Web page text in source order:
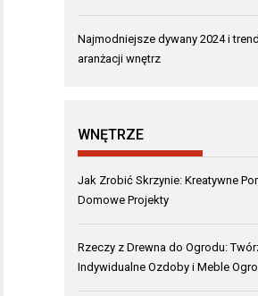
Najmodniejsze dywany 2024 i
aranżacji wnętrz
WNĘTRZE
Jak Zrobić Skrzynie: Kreatywne
Domowe Projekty
Rzeczy z Drewna do Ogrodu:
Indywidualne Ozdoby i Meble